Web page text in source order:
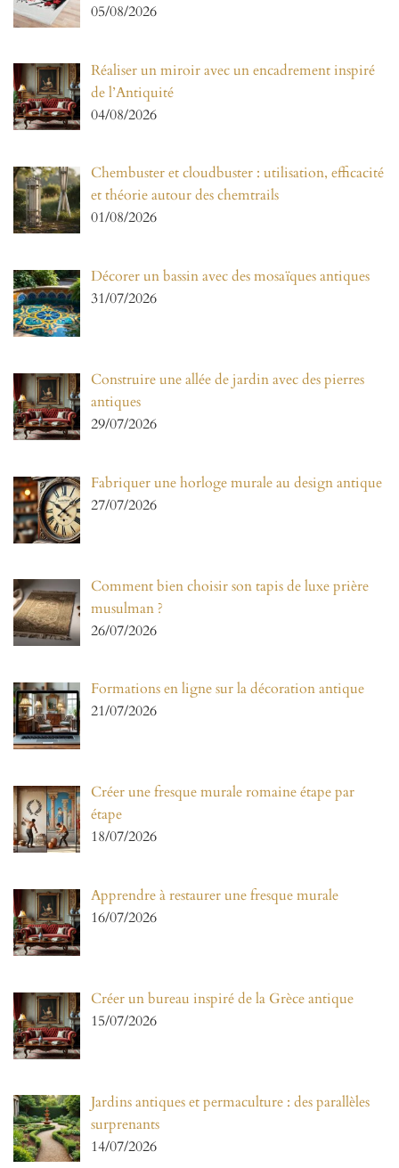
05/08/2026
Réaliser un miroir avec un encadrement inspiré
de l’Antiquité
04/08/2026
Chembuster et cloudbuster : utilisation, efficacité
et théorie autour des chemtrails
01/08/2026
Décorer un bassin avec des mosaïques antiques
31/07/2026
Construire une allée de jardin avec des pierres
antiques
29/07/2026
Fabriquer une horloge murale au design antique
27/07/2026
Comment bien choisir son tapis de luxe prière
musulman ?
26/07/2026
Formations en ligne sur la décoration antique
21/07/2026
Créer une fresque murale romaine étape par
étape
18/07/2026
Apprendre à restaurer une fresque murale
16/07/2026
Créer un bureau inspiré de la Grèce antique
15/07/2026
Jardins antiques et permaculture : des parallèles
surprenants
14/07/2026